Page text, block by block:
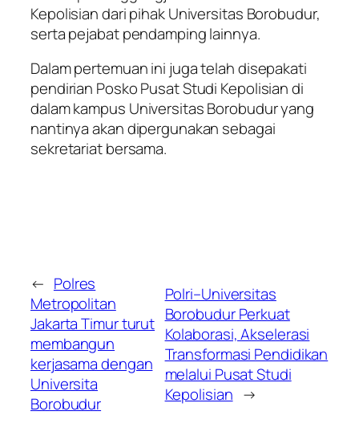
Kepolisian dari pihak Universitas Borobudur,
serta pejabat pendamping lainnya.
Dalam pertemuan ini juga telah disepakati
pendirian Posko Pusat Studi Kepolisian di
dalam kampus Universitas Borobudur yang
nantinya akan dipergunakan sebagai
sekretariat bersama.
← Polres
Metropolitan
Jakarta Timur turut
membangun
kerjasama dengan
Universita
Borobudur
Polri–Universitas
Borobudur Perkuat
Kolaborasi, Akselerasi
Transformasi Pendidikan
melalui Pusat Studi
Kepolisian →